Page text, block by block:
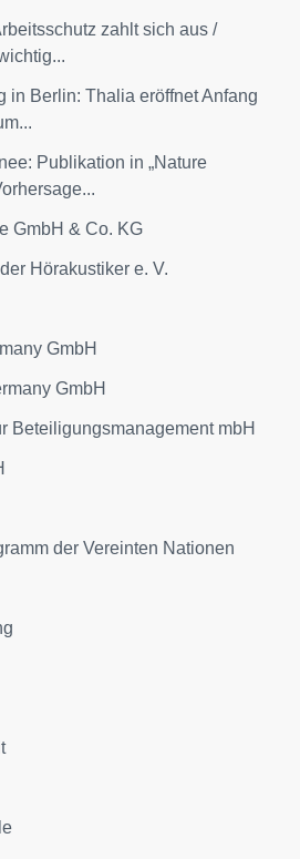
zahlt sich aus /
in Berlin: Thalia eröffnet Anfang
Publikation in „Nature
GmbH & Co. KG
Hörakustiker e. V.
GmbH
GmbH
Beteiligungsmanagement mbH
der Vereinten Nationen